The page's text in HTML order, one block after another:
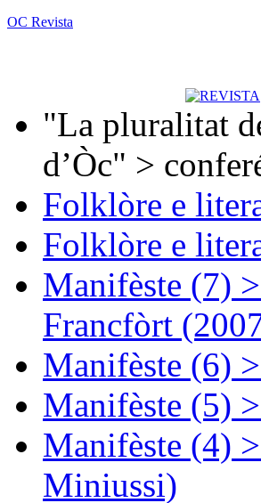
OC Revista
"La pluralitat
d’Òc" >
Folklòre e
Folklòre e
Manifèste (7)
Francfòrt
Manifèste (6)
Manifèste (5)
Manifèste (4)
Miniussi)